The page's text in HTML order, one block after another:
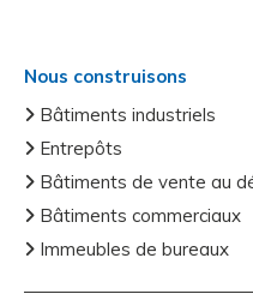
Nous construisons
Bâtiments industriels
Entrepôts
Bâtiments de vente au
Bâtiments commerciaux
Immeubles de bureaux